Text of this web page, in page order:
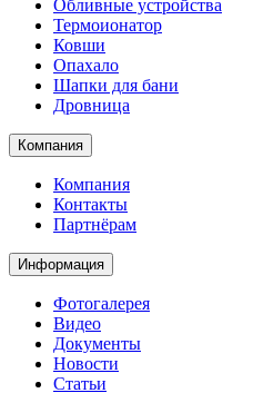
Обливные устройства
Термоионатор
Ковши
Опахало
Шапки для бани
Дровница
Компания
Компания
Контакты
Партнёрам
Информация
Фотогалерея
Видео
Документы
Новости
Статьи